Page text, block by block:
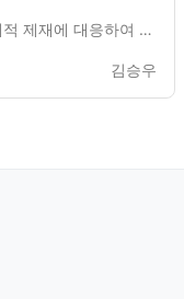
제재에 대응하여 해
정리 면허에 기초하
김승우